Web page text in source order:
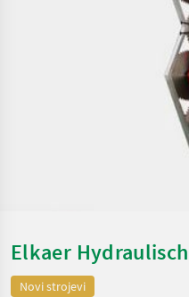
Elkaer
Novi strojevi